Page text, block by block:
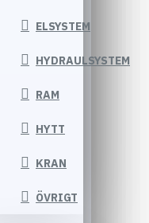
ELSYSTEM
HYDRAULSYSTEM
RAM
HYTT
KRAN
ÖVRIGT